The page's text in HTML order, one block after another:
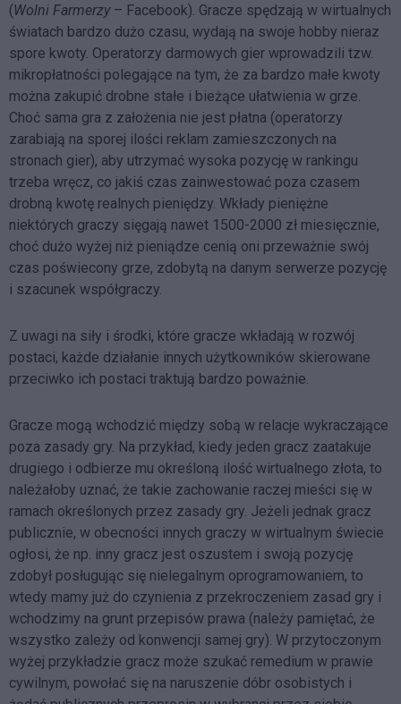
(Wolni Farmerzy– Facebook). Gracze spędzają w wirtualnych
światach bardzo dużo czasu, wydają na swoje hobby nieraz
spore kwoty. Operatorzy darmowych gier wprowadzili tzw.
mikropłatności polegające na tym, że za bardzo małe kwoty
można zakupić drobne stałe i bieżące ułatwienia w grze.
Choć sama gra z założenia nie jest płatna (operatorzy
zarabiają na sporej ilości reklam zamieszczonych na
stronach gier), aby utrzymać wysoka pozycję w rankingu
trzeba wręcz, co jakiś czas zainwestować poza czasem
drobną kwotę realnych pieniędzy. Wkłady pieniężne
niektórych graczy sięgają nawet 1500-2000 zł miesięcznie,
choć dużo wyżej niż pieniądze cenią oni przeważnie swój
czas poświecony grze, zdobytą na danym serwerze pozycję
i szacunek współgraczy.
Z uwagi na siły i środki, które gracze wkładają w rozwój
postaci, każde działanie innych użytkowników skierowane
przeciwko ich postaci traktują bardzo poważnie.
Gracze mogą wchodzić między sobą w relacje wykraczające
poza zasady gry. Na przykład, kiedy jeden gracz zaatakuje
drugiego i odbierze mu określoną ilość wirtualnego złota, to
należałoby uznać, że takie zachowanie raczej mieści się w
ramach określonych przez zasady gry. Jeżeli jednak gracz
publicznie, w obecności innych graczy w wirtualnym świecie
ogłosi, że np. inny gracz jest oszustem i swoją pozycję
zdobył posługując się nielegalnym oprogramowaniem, to
wtedy mamy już do czynienia z przekroczeniem zasad gry i
wchodzimy na grunt przepisów prawa (należy pamiętać, że
wszystko zależy od konwencji samej gry). W przytoczonym
wyżej przykładzie gracz może szukać remedium w prawie
cywilnym, powołać się na naruszenie dóbr osobistych i